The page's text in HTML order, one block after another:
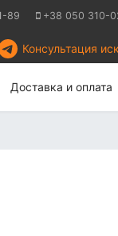
89 +38 050 310-
Консультация
Доставка и оплата